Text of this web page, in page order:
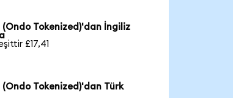
Tokenized)'dan İngiliz
£17,41
Tokenized)'dan Türk